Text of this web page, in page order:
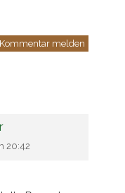
Kommentar melden
20:42